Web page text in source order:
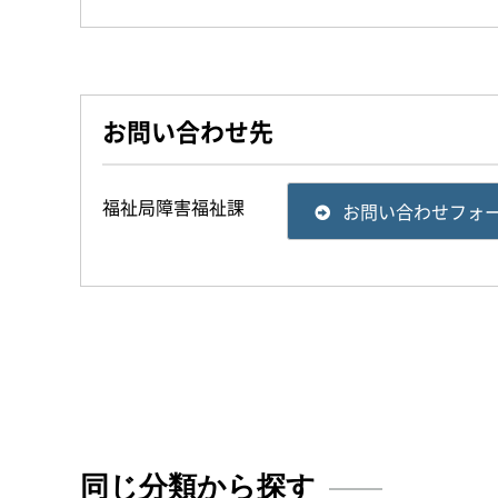
お問い合わせ先
福祉局障害福祉課 お問い合わせフォ
同じ分類から探す